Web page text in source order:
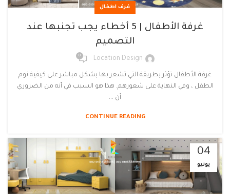
غرف اطفال
غرفة الأطفال | 5 أخطاء يجب تجنبها عند
التصميم
Location Design
0
غرفة الأطفال تؤثر بطريقة التي تشعر بها بشكل مباشر على كيفية نوم
الطفل ، وفي النهاية على شعورهم. هذا هو السبب في أنه من الضروري
أن ...
CONTINUE READING
04
يونيو